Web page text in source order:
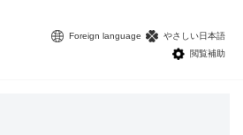
Foreign language
やさしい日本語
閲覧補助